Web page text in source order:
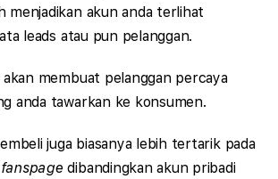
menjadikan akun anda terlihat
leads atau pun pelanggan.
membuat pelanggan percaya
anda tawarkan ke konsumen.
juga biasanya lebih tertarik pada
dibandingkan akun pribadi